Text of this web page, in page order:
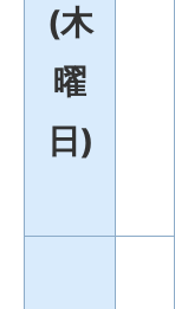
(木
曜
日)